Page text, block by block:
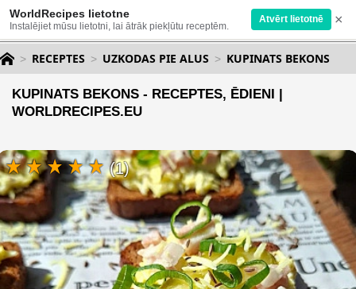
WorldRecipes lietotne
Instalējiet mūsu lietotni, lai ātrāk piekļūtu receptēm.
Atvērt lietotnē ×
RECEPTES UZKODAS PIE ALUS KUPINATS BEKONS
KUPINATS BEKONS - RECEPTES, ĒDIENI |
WORLDRECIPES.EU
(1)